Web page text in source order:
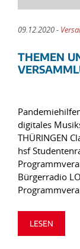
09.12.2020 -
THEMEN
digitales
THÜRINGEN
hsf
Bürgerradio
LESEN